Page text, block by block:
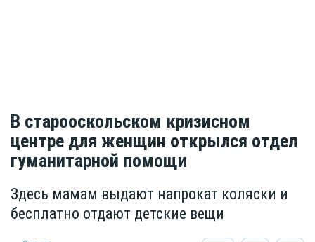
В старооскольском кризисном
центре для женщин открылся отдел
гуманитарной помощи
Здесь мамам выдают напрокат коляски и
бесплатно отдают детские вещи